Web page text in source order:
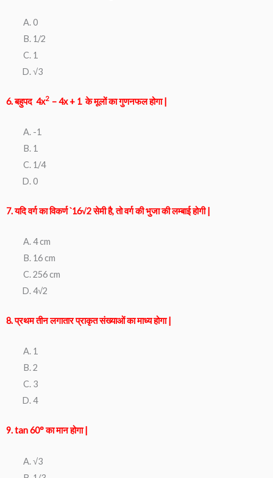
0
1/2
1
√3
6. बहुपद 4x2 – 4x + 1 के मूलों का गुणनफल होगा |
-1
1
1/4
0
7. यदि वर्ग का विकर्ण `16√2 सेमी है, तो वर्ग की भुजा की लम्बाई होगी |
4 cm
16 cm
256 cm
4√2
8. प्रथम तीन लगातार प्राकृत संख्याओं का माध्य होगा |
1
2
3
4
9. tan 60° का मान होगा |
√3